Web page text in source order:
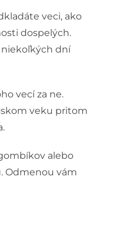
veci, ako
dospelých.
dní
vecí za ne.
veku pritom
alebo
Odmenou vám